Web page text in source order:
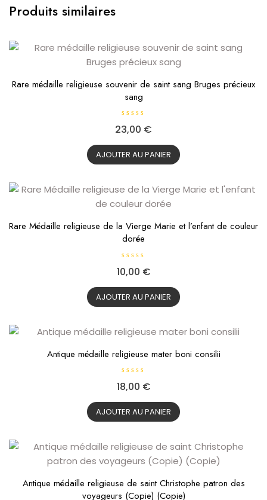
Produits similaires
Rare médaille religieuse souvenir de saint sang Bruges précieux
sang
N
o
e
0
s
u
23,00 €
AJOUTER AU PANIER
Rare Médaille religieuse de la Vierge Marie et l’enfant de couleur
dorée
N
o
e
0
s
u
10,00 €
AJOUTER AU PANIER
Antique médaille religieuse mater boni consilii
N
o
e
0
s
u
18,00 €
AJOUTER AU PANIER
Antique médaille religieuse de saint Christophe patron des
voyageurs (Copie) (Copie)